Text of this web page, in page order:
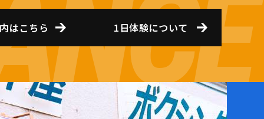
はこちら 1日体験について